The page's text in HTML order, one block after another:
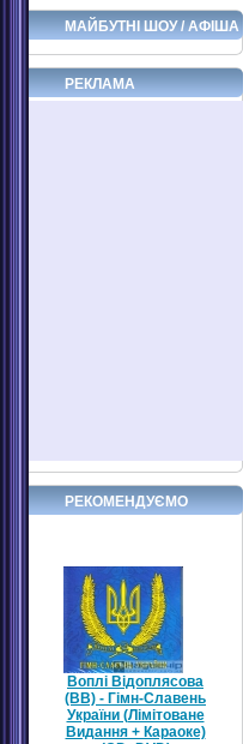
МАЙБУТНІ ШОУ / АФІША
РЕКЛАМА
РЕКОМЕНДУЄМО
Воплі Відоплясова
(ВВ) - Гімн-Славень
України (Лімітоване
Видання + Караоке)